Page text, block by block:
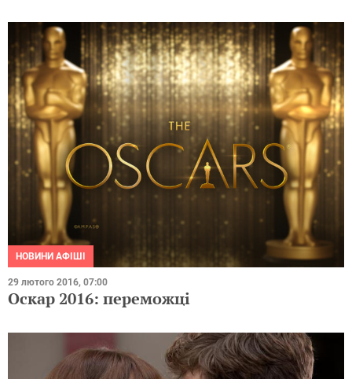
НОВИНИ АФІШІ
29 лютого 2016, 07:00
Оскар 2016: переможці